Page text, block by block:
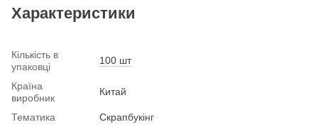
Характеристики
Кількість в
упаковці
100 шт
Країна
виробник
Китай
Тематика Скрапбукінг